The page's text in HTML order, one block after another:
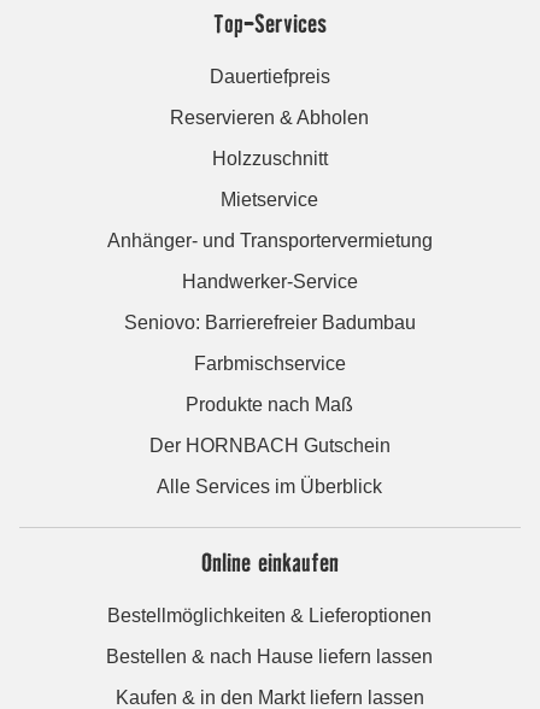
Top-Services
Dauertiefpreis
Reservieren & Abholen
Holzzuschnitt
Mietservice
Anhänger- und Transportervermietung
Handwerker-Service
Seniovo: Barrierefreier Badumbau
Farbmischservice
Produkte nach Maß
Der HORNBACH Gutschein
Alle Services im Überblick
Online einkaufen
Bestellmöglichkeiten & Lieferoptionen
Bestellen & nach Hause liefern lassen
Kaufen & in den Markt liefern lassen